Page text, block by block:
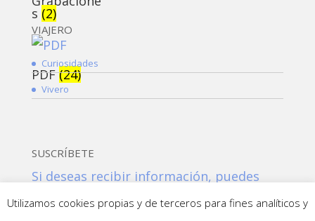
s (2)
PDF(24)
VIAJERO
Curiosidades
Vivero
SUSCRÍBETE
Si deseas recibir información, puedes
suscribirte a nuestra NEWSLETTER:
Utilizamos cookies propias y de terceros para fines analíticos y